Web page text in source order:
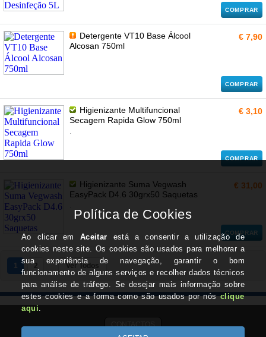
COMPRAR
Detergente VT10 Base Álcool
Alcosan 750ml
€ 7,90
COMPRAR
Higienizante Multifuncional
Secagem Rapida Glow 750ml
.
€ 3,10
COMPRAR
Higienizante Suma Vegwash
EasyPack D4.6 30grx50 Saquetas
€ 31,00
COMPRAR
1 2 Ver Todos
CONTACTOS